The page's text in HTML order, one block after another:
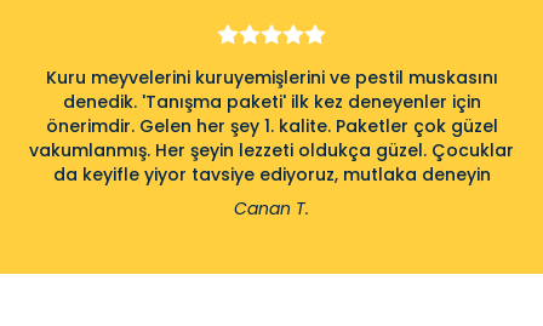
Kuru meyvelerini kuruyemişlerini ve pestil muskasını
denedik. 'Tanışma paketi' ilk kez deneyenler için
önerimdir. Gelen her şey 1. kalite. Paketler çok güzel
vakumlanmış. Her şeyin lezzeti oldukça güzel. Çocuklar
da keyifle yiyor tavsiye ediyoruz, mutlaka deneyin
Canan T.